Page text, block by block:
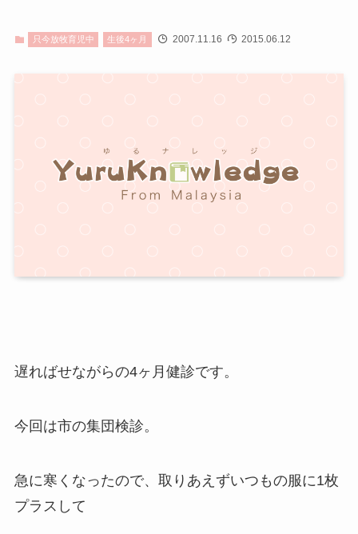
只今放牧育児中 生後4ヶ月 2007.11.16 2015.06.12
遅ればせながらの4ヶ月健診です。
今回は市の集団検診。
急に寒くなったので、取りあえずいつもの服に1枚
プラスして